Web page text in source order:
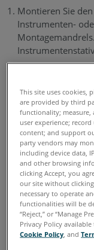
Abmessungen
und
Montagehinweise
für
1,5
Zoll
Dauerreferenz-
Montage
Siehe
auch
Montieren Sie
Instrumenten-
Die Mandrel-
Trackers verfügt
zur Befestigung
Bolzenmuster
Löchern, die
sind. Das
3,5”. Sieheden
Informationen.
Die
wird in die
This site uses cookies,
are provided by third
functionality; measure,
user experience;
content; and support
party vendors may
including device data,
and other browsing
clicking Accept, you
our site without clicking
necessary to operate
functionalities will be
“Reject,” or “Manage
Privacy Policy
Cookie Policy , and